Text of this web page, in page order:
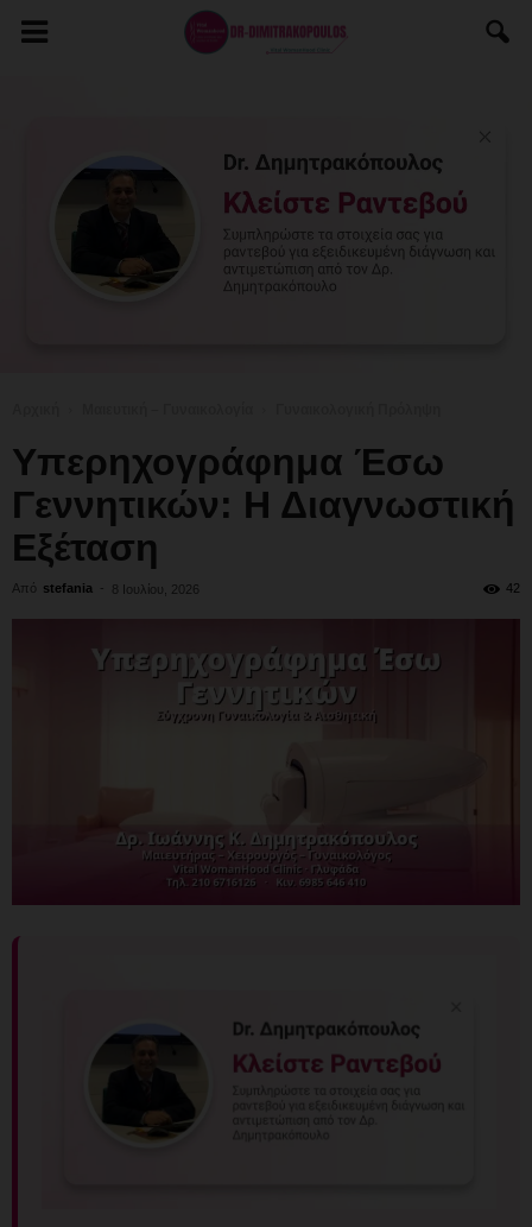
Υπερηχογράφημα Έσω
Γεννητικών: Η Διαγνωστική
Εξέταση
Από stefania - 8 Ιουλίου, 2026 42